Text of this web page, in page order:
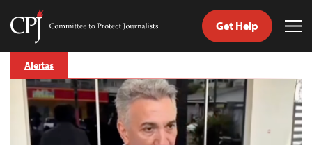
Skip
content
Committee
Journalists
Get Help
Alertas